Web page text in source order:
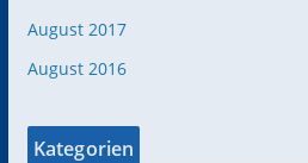
August 2017
August 2016
Kategorien